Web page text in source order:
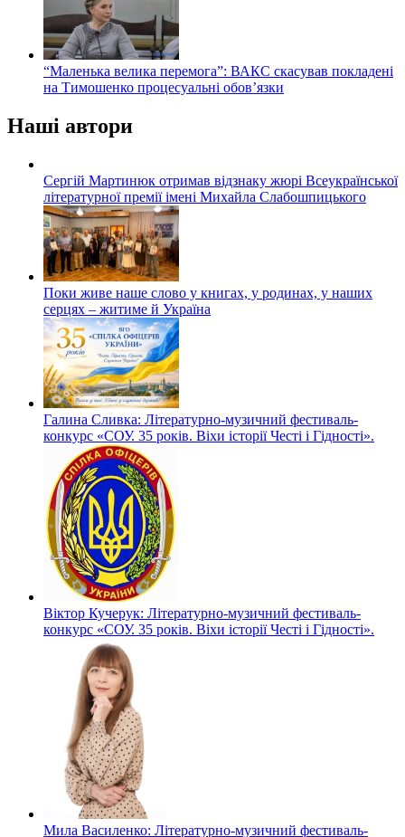
“Маленька велика перемога”: ВАКС скасував покладені
на Тимошенко процесуальні обов’язки
Наші автори
Сергій Мартинюк отримав відзнаку жюрі Всеукраїнської
літературної премії імені Михайла Слабошпицького
Поки живе наше слово у книгах, у родинах, у наших
серцях – житиме й Україна
Галина Сливка: Літературно-музичний фестиваль-
конкурс «СОУ. 35 років. Віхи історії Честі і Гідності».
Віктор Кучерук: Літературно-музичний фестиваль-
конкурс «СОУ. 35 років. Віхи історії Честі і Гідності».
Мила Василенко: Літературно-музичний фестиваль-